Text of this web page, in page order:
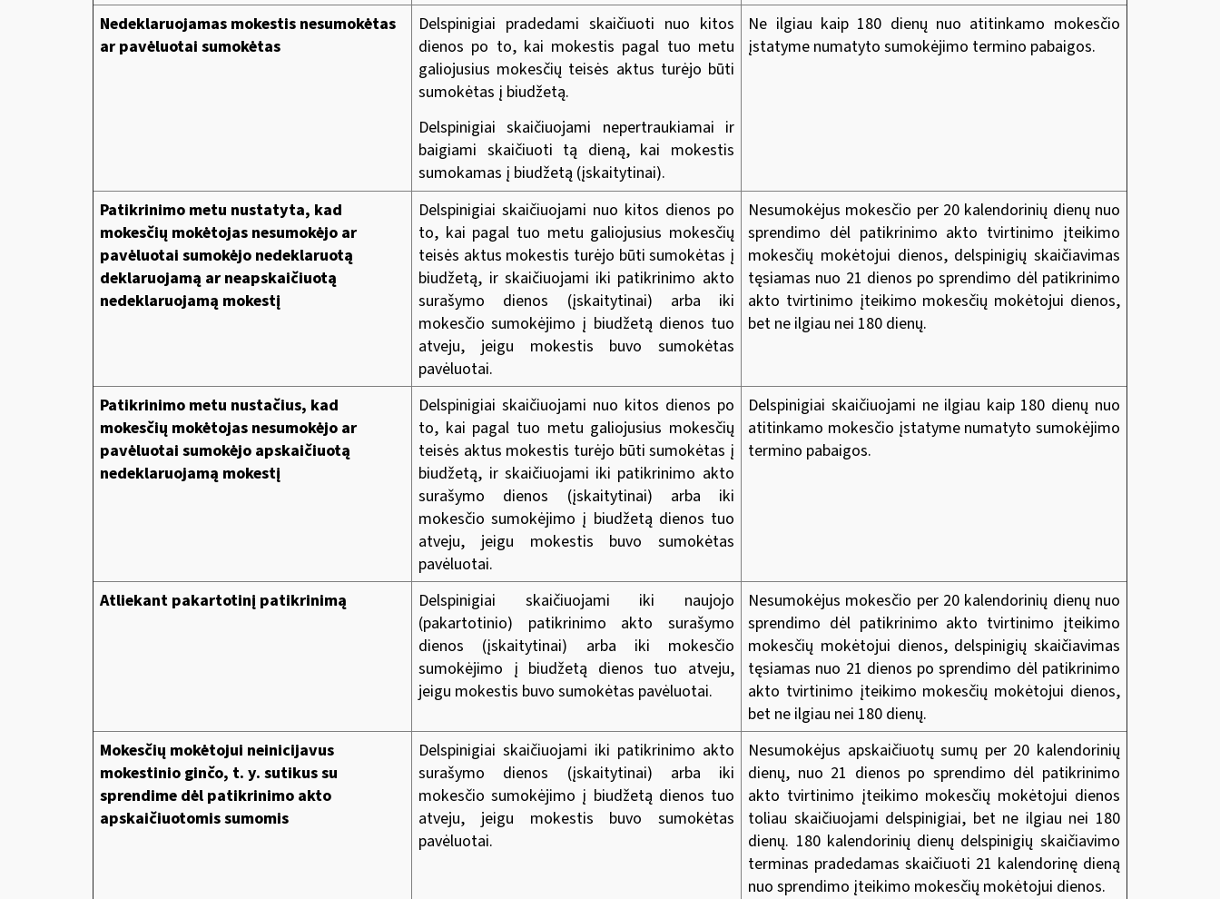
Nedeklaruojamas mokestis nesumokėtas
ar pavėluotai sumokėtas
Delspinigiai pradedami skaičiuoti nuo kitos
dienos po to, kai mokestis pagal tuo metu
galiojusius mokesčių teisės aktus turėjo būti
sumokėtas į biudžetą.
Delspinigiai skaičiuojami nepertraukiamai ir
baigiami skaičiuoti tą dieną, kai mokestis
sumokamas į biudžetą (įskaitytinai).
Ne ilgiau kaip 180 dienų nuo atitinkamo mokesčio
įstatyme numatyto sumokėjimo termino pabaigos.
Patikrinimo metu nustatyta, kad
mokesčių mokėtojas nesumokėjo ar
pavėluotai sumokėjo nedeklaruotą
deklaruojamą ar neapskaičiuotą
nedeklaruojamą mokestį
Delspinigiai skaičiuojami nuo kitos dienos po
to, kai pagal tuo metu galiojusius mokesčių
teisės aktus mokestis turėjo būti sumokėtas į
biudžetą, ir skaičiuojami iki patikrinimo akto
surašymo dienos (įskaitytinai) arba iki
mokesčio sumokėjimo į biudžetą dienos tuo
atveju, jeigu mokestis buvo sumokėtas
pavėluotai.
Nesumokėjus mokesčio per 20 kalendorinių dienų nuo
sprendimo dėl patikrinimo akto tvirtinimo įteikimo
mokesčių mokėtojui dienos, delspinigių skaičiavimas
tęsiamas nuo 21 dienos po sprendimo dėl patikrinimo
akto tvirtinimo įteikimo mokesčių mokėtojui dienos,
bet ne ilgiau nei 180 dienų.
Patikrinimo metu nustačius, kad
mokesčių mokėtojas nesumokėjo ar
pavėluotai sumokėjo apskaičiuotą
nedeklaruojamą mokestį
Delspinigiai skaičiuojami nuo kitos dienos po
to, kai pagal tuo metu galiojusius mokesčių
teisės aktus mokestis turėjo būti sumokėtas į
biudžetą, ir skaičiuojami iki patikrinimo akto
surašymo dienos (įskaitytinai) arba iki
mokesčio sumokėjimo į biudžetą dienos tuo
atveju, jeigu mokestis buvo sumokėtas
pavėluotai.
Delspinigiai skaičiuojami ne ilgiau kaip 180 dienų nuo
atitinkamo mokesčio įstatyme numatyto sumokėjimo
termino pabaigos.
Atliekant pakartotinį patikrinimą
Delspinigiai skaičiuojami iki naujojo
(pakartotinio) patikrinimo akto surašymo
dienos (įskaitytinai) arba iki mokesčio
sumokėjimo į biudžetą dienos tuo atveju,
jeigu mokestis buvo sumokėtas pavėluotai.
Nesumokėjus mokesčio per 20 kalendorinių dienų nuo
sprendimo dėl patikrinimo akto tvirtinimo įteikimo
mokesčių mokėtojui dienos, delspinigių skaičiavimas
tęsiamas nuo 21 dienos po sprendimo dėl patikrinimo
akto tvirtinimo įteikimo mokesčių mokėtojui dienos,
bet ne ilgiau nei 180 dienų.
Mokesčių mokėtojui neinicijavus
mokestinio ginčo, t. y. sutikus su
sprendime dėl patikrinimo akto
apskaičiuotomis sumomis
Delspinigiai skaičiuojami iki patikrinimo akto
surašymo dienos (įskaitytinai) arba iki
mokesčio sumokėjimo į biudžetą dienos tuo
atveju, jeigu mokestis buvo sumokėtas
pavėluotai.
Nesumokėjus apskaičiuotų sumų per 20 kalendorinių
dienų, nuo 21 dienos po sprendimo dėl patikrinimo
akto tvirtinimo įteikimo mokesčių mokėtojui dienos
toliau skaičiuojami delspinigiai, bet ne ilgiau nei 180
dienų. 180 kalendorinių dienų delspinigių skaičiavimo
terminas pradedamas skaičiuoti 21 kalendorinę dieną
nuo sprendimo įteikimo mokesčių mokėtojui dienos.